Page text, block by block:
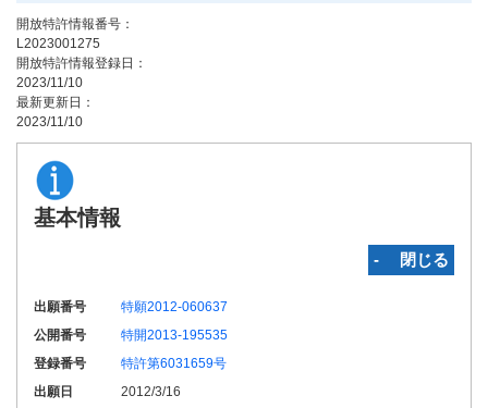
開放特許情報番号：
L2023001275
開放特許情報登録日：
2023/11/10
最新更新日：
2023/11/10
基本情報
‐ 閉じる
出願番号
特願2012-060637
公開番号
特開2013-195535
登録番号
特許第6031659号
出願日
2012/3/16